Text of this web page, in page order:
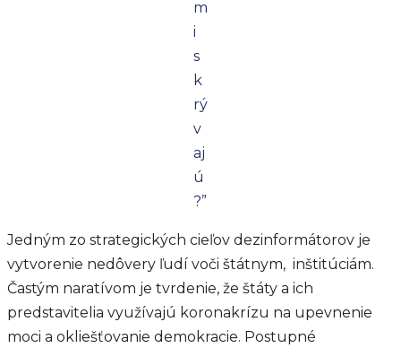
m
i
s
k
rý
v
aj
ú
?”
Jedným zo strategických cieľov dezinformátorov je
vytvorenie nedôvery ľudí voči štátnym, inštitúciám.
Častým naratívom je tvrdenie, že štáty a ich
predstavitelia využívajú koronakrízu na upevnenie
moci a okliešťovanie demokracie. Postupné